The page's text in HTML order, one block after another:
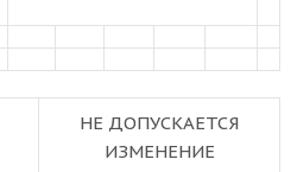
НЕ ДОПУСКАЕТСЯ
ИЗМЕНЕНИЕ